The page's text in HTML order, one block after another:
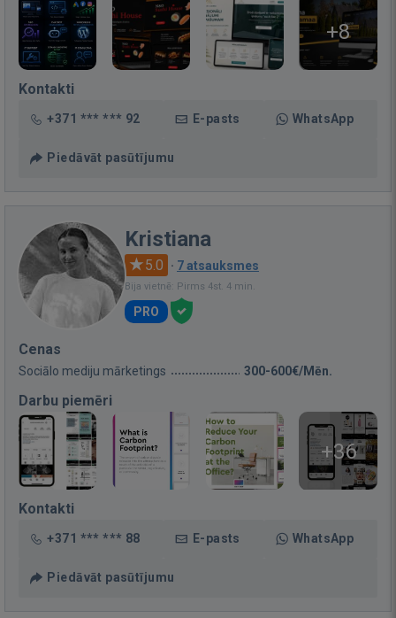
+8
Kontakti
+371 *** *** 92 E-pasts WhatsApp
Piedāvāt pasūtījumu
Kristiana
5.0 · 7 atsauksmes
Bija vietnē: Pirms 4st. 4 min.
PRO
Cenas
Sociālo mediju mārketings 300-600€/Mēn.
Darbu piemēri
+36
Kontakti
+371 *** *** 88 E-pasts WhatsApp
Piedāvāt pasūtījumu